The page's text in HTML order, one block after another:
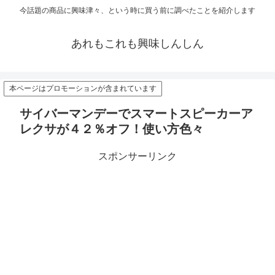
今話題の商品に興味津々、という時に買う前に調べたことを紹介します
あれもこれも興味しんしん
本ページはプロモーションが含まれています
サイバーマンデーでスマートスピーカーア
レクサが４２％オフ！使い方色々
スポンサーリンク